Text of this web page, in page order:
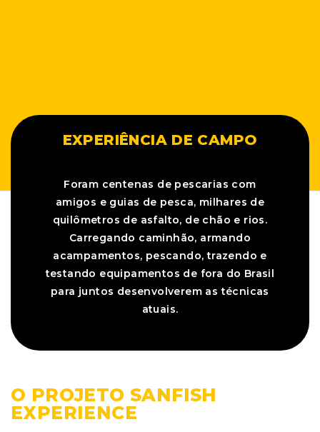
EXPERIÊNCIA DE CAMPO
Foram centenas de pescarias com
amigos e guias de pesca, milhares de
quilômetros de asfalto, de chão e rios.
Carregando caminhão, armando
acampamentos, pescando, trazendo e
testando equipamentos de fora do Brasil
para juntos desenvolverem as técnicas
atuais.
O PROJETO SANFISH
EXPERIENCE